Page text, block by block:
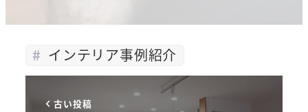
インテリア事例紹介
古い投稿